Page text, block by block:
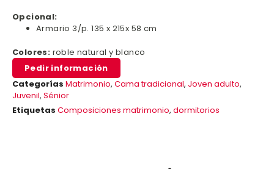
Opcional:
Armario 3/p. 135 x 215x 58 cm
Colores: roble natural y blanco
Pedir información
Categorías Matrimonio, Cama tradicional, Joven adulto,
Juvenil, Sénior
Etiquetas Composiciones matrimonio, dormitorios